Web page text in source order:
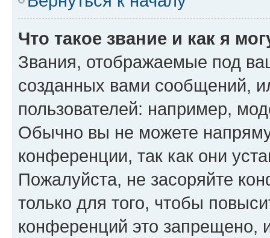
Что такое звание и как я
Звания, отображаемые под
созданных вами сообщений,
пользователей: например,
Обычно вы не можете
конференции, так как они
Пожалуйста, не засоряйте
только для того, чтобы
конференций это запрещено,